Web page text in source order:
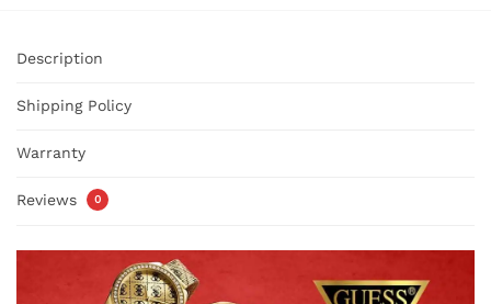
Description
Shipping Policy
Warranty
Reviews 0